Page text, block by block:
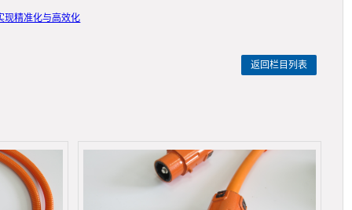
现精准化与高效化
返回栏目列表